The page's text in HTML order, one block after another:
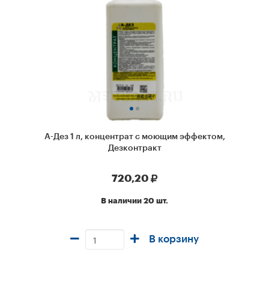
А-Дез 1 л, концентрат с моющим эффектом,
Дезконтракт
720,20
В наличии 20 шт.
В корзину